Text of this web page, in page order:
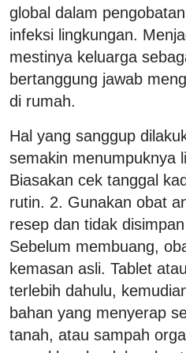
global dalam
infeksi lingkungan.
mestinya keluarga
bertanggung jawab
di rumah.
Hal yang sanggup
semakin menumpuknya
Biasakan cek tanggal
rutin. 2. Gunakan obat
resep dan tidak
Sebelum membuang,
kemasan asli. Tablet
terlebih dahulu,
bahan yang menyerap
tanah, atau sampah